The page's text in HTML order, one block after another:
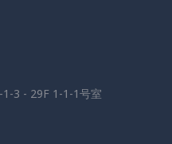
3 - 29F 1-1-1号室